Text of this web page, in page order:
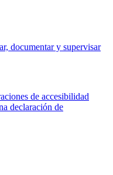
documentar y supervisar
de accesibilidad
declaración de